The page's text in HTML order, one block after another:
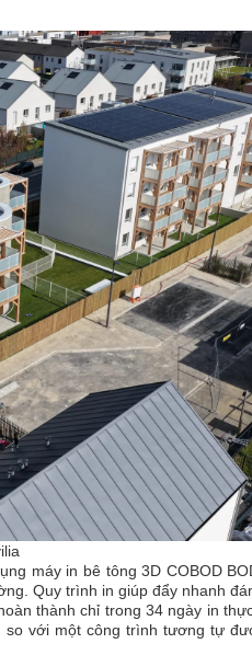
máy in bê tông 3D COBOD
Quy trình in giúp đẩy nhanh
thành chỉ trong 34 ngày in
với một công trình tương tự